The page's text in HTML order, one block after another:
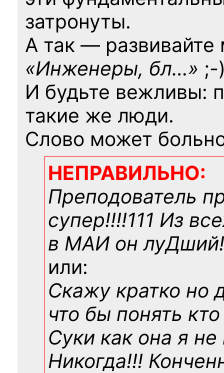
затронуты.
А так — развивайте
«Инженеры, бл…» ;-
И будьте вежливы:
такие же люди.
Слово может
НЕПРАВИЛЬНО:
Преподователь
супер!!!!111 Из
в МАИ он
или:
Скажу кратко но
что бы понять
Суки как она я не
Никогда!!!